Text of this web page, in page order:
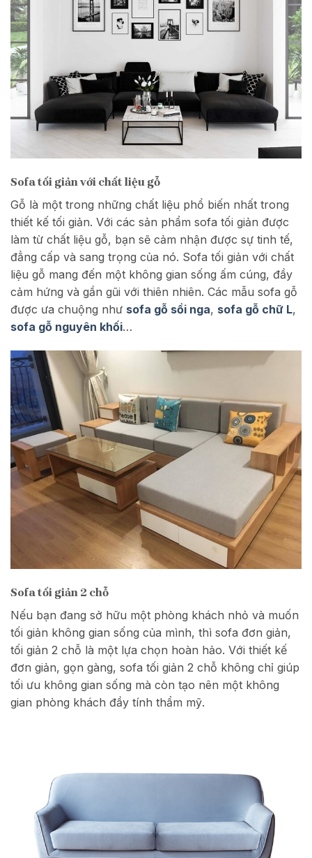
Sofa tối giản với chất liệu gỗ
Gỗ là một trong những chất liệu phổ biến nhất trong
thiết kế tối giản. Với các sản phẩm sofa tối giản được
làm từ chất liệu gỗ, bạn sẽ cảm nhận được sự tinh tế,
đẳng cấp và sang trọng của nó. Sofa tối giản với chất
liệu gỗ mang đến một không gian sống ấm cúng, đầy
cảm hứng và gần gũi với thiên nhiên. Các mẫu sofa gỗ
được ưa chuộng như sofa gỗ sồi nga, sofa gỗ chữ L,
sofa gỗ nguyên khối…
Sofa tối giản 2 chỗ
Nếu bạn đang sở hữu một phòng khách nhỏ và muốn
tối giản không gian sống của mình, thì sofa đơn giản,
tối giản 2 chỗ là một lựa chọn hoàn hảo. Với thiết kế
đơn giản, gọn gàng, sofa tối giản 2 chỗ không chỉ giúp
tối ưu không gian sống mà còn tạo nên một không
gian phòng khách đầy tính thẩm mỹ.